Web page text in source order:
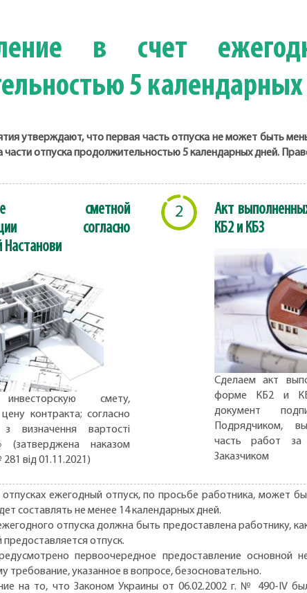
в счет
5
утверждают, что первая часть отпуска не может быть
части отпуска продолжительностью 5 календарных дней.
сметной
согласно
Настанови
смету,
контракта; согласно
з визначення вартості
(затверджена наказом
від 01.11.2021)
2
Акт
КБ2 и КБ3
Сделаем акт
форме КБ2 и
документ
Подрядчиком,
часть работ
Заказчиком
отпусках ежегодный отпуск, по просьбе работника, может
составлять не менее 14 календарных дней.
отпуска должна быть предоставлена работнику,
отпуск.
первоочередное предоставление
требование, указанное в вопросе, безосновательно.
на то, что Законом Украины от 06.02.2002 г. № 490-IV